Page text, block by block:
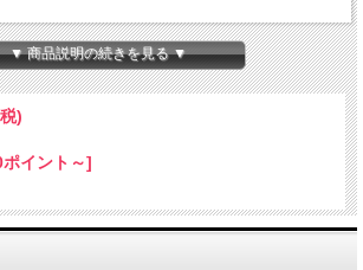
自爆）
のＢ品ですが、いかがでしょう？
まで選べません事、ご了承ください。
ていかがでしょう？
▼ 商品説明の続きを見る ▼
)
イント～]